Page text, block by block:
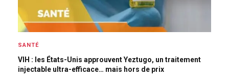
SANTÉ
VIH : les États-Unis approuvent Yeztugo, un traitement
injectable ultra-efficace… mais hors de prix